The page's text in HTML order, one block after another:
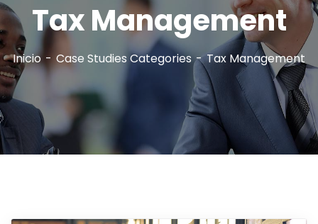
Tax Management
Inicio Case Studies Categories Tax Management